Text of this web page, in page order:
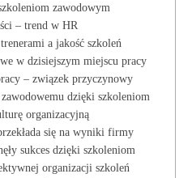
zawodowym
– trend w HR
a jakość szkoleń
w dzisiejszym miejscu pracy
– związek przyczynowy
dzięki szkoleniom
organizacyjną
się na wyniki firmy
sukces dzięki szkoleniom
organizacji szkoleń